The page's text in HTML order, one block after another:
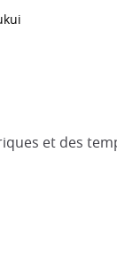
et des